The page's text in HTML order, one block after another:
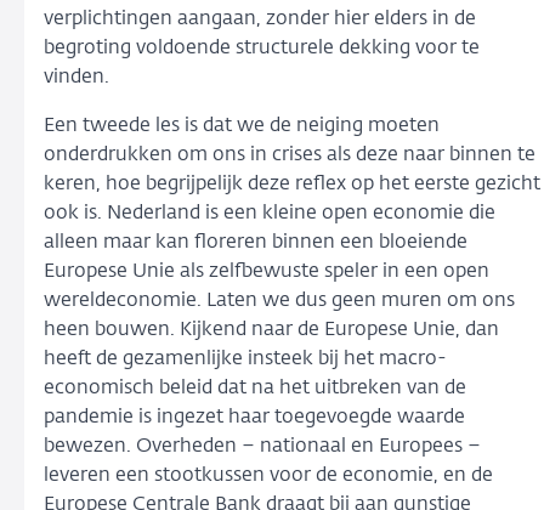
verplichtingen aangaan, zonder hier elders in de
begroting voldoende structurele dekking voor te
vinden.
Een tweede les is dat we de neiging moeten
onderdrukken om ons in crises als deze naar binnen te
keren, hoe begrijpelijk deze reflex op het eerste gezicht
ook is. Nederland is een kleine open economie die
alleen maar kan floreren binnen een bloeiende
Europese Unie als zelfbewuste speler in een open
wereldeconomie. Laten we dus geen muren om ons
heen bouwen. Kijkend naar de Europese Unie, dan
heeft de gezamenlijke insteek bij het macro-
economisch beleid dat na het uitbreken van de
pandemie is ingezet haar toegevoegde waarde
bewezen. Overheden – nationaal en Europees –
leveren een stootkussen voor de economie, en de
Europese Centrale Bank draagt bij aan gunstige